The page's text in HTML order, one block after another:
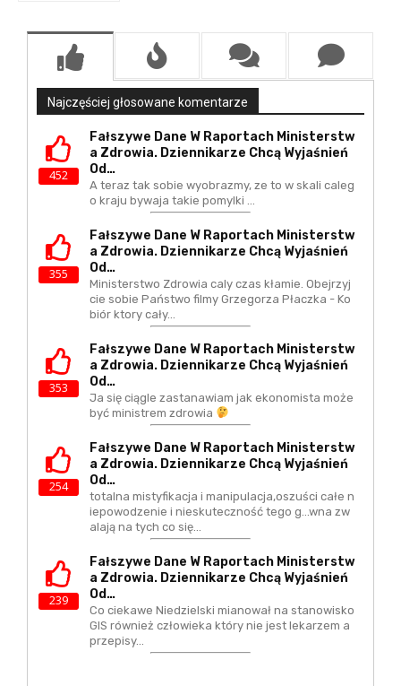
Najczęściej głosowane komentarze
452
Fałszywe Dane W Raportach Ministerstw
A Zdrowia. Dziennikarze Chcą Wyjaśnień
Od…
A teraz tak sobie wyobrazmy, ze to w skali caleg
o kraju bywaja takie pomylki ...
355
Fałszywe Dane W Raportach Ministerstw
A Zdrowia. Dziennikarze Chcą Wyjaśnień
Od…
Ministerstwo Zdrowia caly czas kłamie. Obejrzyj
cie sobie Państwo filmy Grzegorza Płaczka - Ko
biór ktory cały…
353
Fałszywe Dane W Raportach Ministerstw
A Zdrowia. Dziennikarze Chcą Wyjaśnień
Od…
Ja się ciągle zastanawiam jak ekonomista może
być ministrem zdrowia
254
Fałszywe Dane W Raportach Ministerstw
A Zdrowia. Dziennikarze Chcą Wyjaśnień
Od…
totalna mistyfikacja i manipulacja,oszuści całe n
iepowodzenie i nieskuteczność tego g...wna zw
alają na tych co się…
239
Fałszywe Dane W Raportach Ministerstw
A Zdrowia. Dziennikarze Chcą Wyjaśnień
Od…
Co ciekawe Niedzielski mianował na stanowisko
GIS również człowieka który nie jest lekarzem a
przepisy…